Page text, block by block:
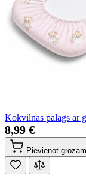
Kokvilnas palags ar
8,99 €
Pievienot grozam